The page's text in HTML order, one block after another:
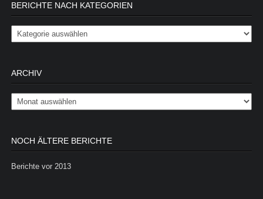
BERICHTE NACH KATEGORIEN
Berichte nach Kategorien
ARCHIV
Archiv
NOCH ÄLTERE BERICHTE
Berichte vor 2013